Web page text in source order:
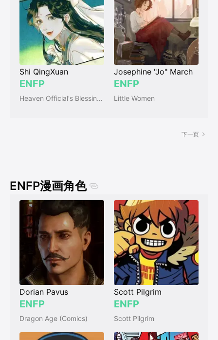
Shi QingXuan
ENFP
Heaven Official's Blessing (天官赐福)
Josephine "Jo" March
ENFP
Little Women
下一页
ENFP漫画角色
Dorian Pavus
ENFP
Dragon Age (Comics)
Scott Pilgrim
ENFP
Scott Pilgrim